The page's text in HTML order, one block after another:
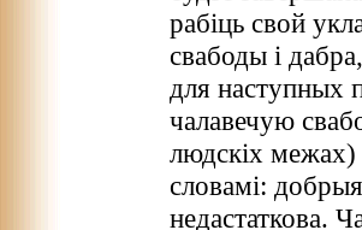
рабіць свой
свабоды і
для наступных
чалавечую
людскіх
словамі:
недастаткова.